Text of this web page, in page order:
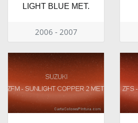
LIGHT BLUE MET.
2006 - 2007